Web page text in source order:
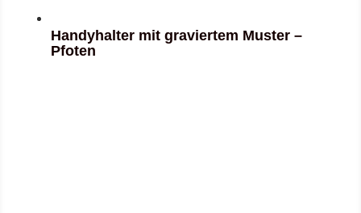
Handyhalter mit graviertem Muster –
Pfoten